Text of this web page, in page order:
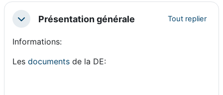
Résumé de section
ReplierPrésentation générale Tout replier
Informations:
Les documents de la DE: